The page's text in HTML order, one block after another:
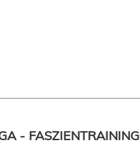
- FASZIENTRAINING